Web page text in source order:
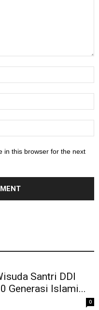
in this browser for the next
Santri DDI
Generasi Islami...
0